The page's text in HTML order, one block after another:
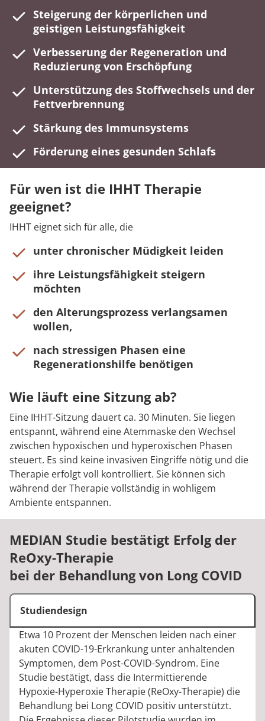
Steigerung der körperlichen und
geistigen Leistungsfähigkeit
Verbesserung der Regeneration und
Reduzierung von Erschöpfung
Unterstützung des Stoffwechsels und der
Fettverbrennung
Stärkung des Immunsystems
Förderung eines gesunden Schlafs
Für wen ist die IHHT Therapie
geeignet?
IHHT eignet sich für alle, die
unter chronischer Müdigkeit leiden
ihre Leistungsfähigkeit steigern
möchten
den Alterungsprozess verlangsamen
wollen,
nach stressigen Phasen eine
Regenerationshilfe benötigen
Wie läuft eine Sitzung ab?
Eine IHHT-Sitzung dauert ca. 30 Minuten. Sie liegen
entspannt, während eine Atemmaske den Wechsel
zwischen hypoxischen und hyperoxischen Phasen
steuert. Es sind keine invasiven Eingriffe nötig und die
Therapie erfolgt voll kontrolliert. Sie können sich
während der Therapie vollständig in wohligem
Ambiente entspannen.
MEDIAN Studie bestätigt Erfolg der
ReOxy-Therapie
bei der Behandlung von Long COVID
Studiendesign
Etwa 10 Prozent der Menschen leiden nach einer
akuten COVID-19-Erkrankung unter anhaltenden
Symptomen, dem Post-COVID-Syndrom. Eine
Studie bestätigt, dass die Intermittierende
Hypoxie-Hyperoxie Therapie (ReOxy-Therapie) die
Behandlung bei Long COVID positiv unterstützt.